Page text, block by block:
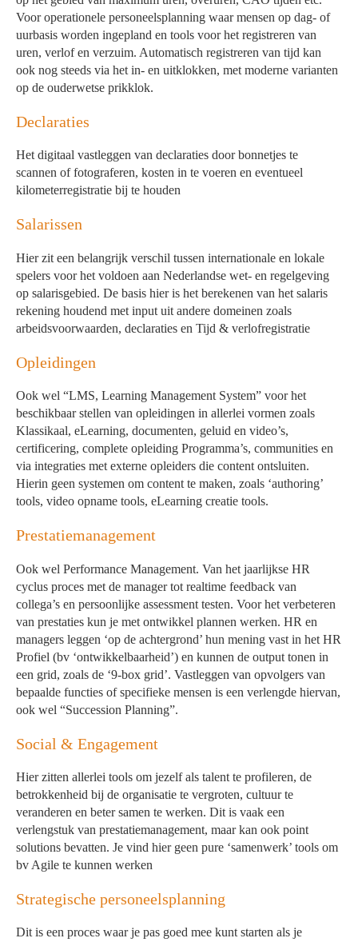
Voor operationele personeelsplanning waar mensen op dag- of
uurbasis worden ingepland en tools voor het registreren van
uren, verlof en verzuim. Automatisch registreren van tijd kan
ook nog steeds via het in- en uitklokken, met moderne varianten
op de ouderwetse prikklok.
Declaraties
Het digitaal vastleggen van declaraties door bonnetjes te
scannen of fotograferen, kosten in te voeren en eventueel
kilometerregistratie bij te houden
Salarissen
Hier zit een belangrijk verschil tussen internationale en lokale
spelers voor het voldoen aan Nederlandse wet- en regelgeving
op salarisgebied. De basis hier is het berekenen van het salaris
rekening houdend met input uit andere domeinen zoals
arbeidsvoorwaarden, declaraties en Tijd & verlofregistratie
Opleidingen
Ook wel “LMS, Learning Management System” voor het
beschikbaar stellen van opleidingen in allerlei vormen zoals
Klassikaal, eLearning, documenten, geluid en video’s,
certificering, complete opleiding Programma’s, communities en
via integraties met externe opleiders die content ontsluiten.
Hierin geen systemen om content te maken, zoals ‘authoring’
tools, video opname tools, eLearning creatie tools.
Prestatiemanagement
Ook wel Performance Management. Van het jaarlijkse HR
cyclus proces met de manager tot realtime feedback van
collega’s en persoonlijke assessment testen. Voor het verbeteren
van prestaties kun je met ontwikkel plannen werken. HR en
managers leggen ‘op de achtergrond’ hun mening vast in het HR
Profiel (bv ‘ontwikkelbaarheid’) en kunnen de output tonen in
een grid, zoals de ‘9-box grid’. Vastleggen van opvolgers van
bepaalde functies of specifieke mensen is een verlengde hiervan,
ook wel “Succession Planning”.
Social & Engagement
Hier zitten allerlei tools om jezelf als talent te profileren, de
betrokkenheid bij de organisatie te vergroten, cultuur te
veranderen en beter samen te werken. Dit is vaak een
verlengstuk van prestatiemanagement, maar kan ook point
solutions bevatten. Je vind hier geen pure ‘samenwerk’ tools om
bv Agile te kunnen werken
Strategische personeelsplanning
Dit is een proces waar je pas goed mee kunt starten als je